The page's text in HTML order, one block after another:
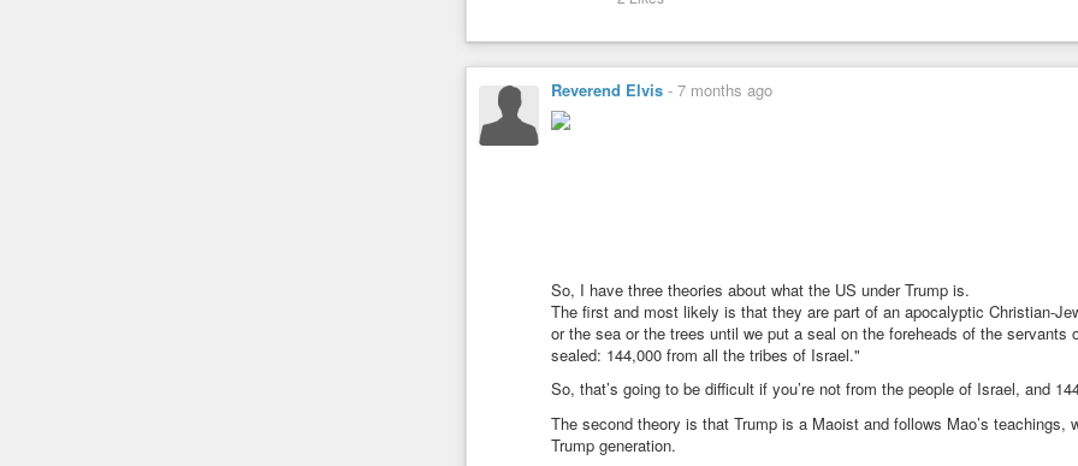
Reverend Elvis - 7 months ago
So, I have three theories about what the US under Trump is.
The first and most likely is that they are part of an apocalyptic Christian-
or the sea or the trees until we put a seal on the foreheads of the servants
sealed: 144,000 from all the tribes of Israel."
So, that’s going to be difficult if you’re not from the people of Israel, and
The second theory is that Trump is a Maoist and follows Mao’s
Trump generation.